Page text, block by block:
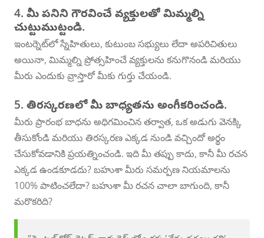
4. మీ పనిని గౌరవించే వ్యక్తులతో మిమ్మల్ని
చుట్టుముట్టండి.
ఇంటర్నెట్‌లో స్నేహితులు, కుటుంబ సభ్యులు లేదా అపరిచితులు
అయినా, మిమ్మల్ని ప్రోత్సహించే వ్యక్తులను కనుగొనండి మరియు
మీరు ఎందుకు వ్రాస్తారో మీకు గుర్తు చేయండి.
5. తిరస్కరణలో మీ బాధ్యతను అంగీకరించండి.
మీరు ప్రారంభ బాధను అధిగమించిన తర్వాత, ఒక అడుగు వెనక్కి
తీసుకోండి మరియు తిరస్కరణ ఎక్కడ నుండి వచ్చిందో అర్థం
చేసుకోవడానికి ప్రయత్నించండి. ఇది మీ తప్పు కాదు, కానీ మీ రచన
ఎక్కడ ఉండకూడదు? బహుశా మీరు సమర్పణ నియమాలను
100% పాటించలేదా? బహుశా మీ రచన చాలా బాగుంది, కానీ
మరొకరిది?